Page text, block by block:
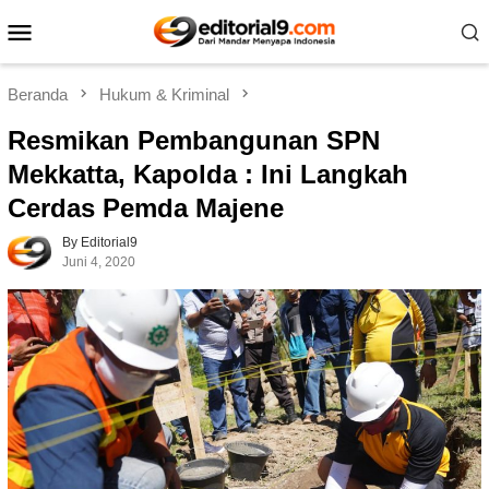
ke
Mobile
Beranda Hukum & Kriminal
Resmikan Pembangunan SPN
Mekkatta, Kapolda : Ini Langkah
Cerdas Pemda Majene
By Editorial9
Juni 4, 2020